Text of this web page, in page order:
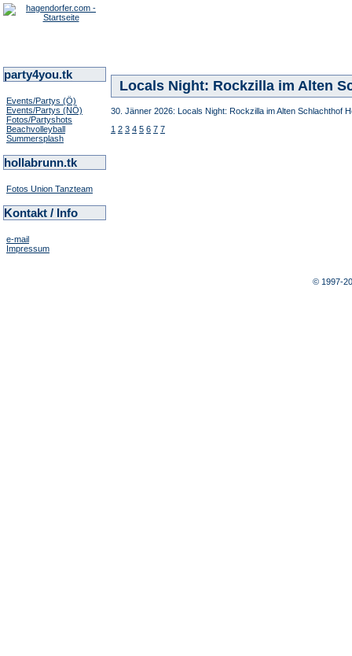
party4you.tk
Events/Partys (Ö)
Events/Partys (NÖ)
Fotos/Partyshots
Beachvolleyball
Summersplash
hollabrunn.tk
Fotos Union Tanzteam
Kontakt / Info
e-mail
Impressum
Locals Night: Rockzilla im Alten
30. Jänner 2026: Locals Night: Rockzilla im Alten Schlachthof
1 2 3 4 5 6 7 7
© 1997-